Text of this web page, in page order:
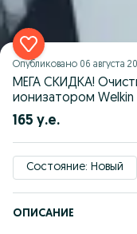
Опубликовано 06 августа
МЕГА СКИДКА!
ионизатором Welkin
165 у.е.
Состояние: Новый
ОПИСАНИЕ